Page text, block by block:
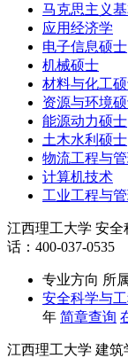
马克思主义
应用经济学
电子信息硕士
机械硕士
材料与化工
资源与环境
能源动力硕士
土木水利硕士
物流工程与
计算机技术
工业工程与
江西理工大学 安全
话：400-037-0535
专业方向 所
安全科学与
年 简章查询
江西理工大学 建筑